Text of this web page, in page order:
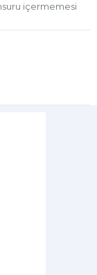
içermemesi